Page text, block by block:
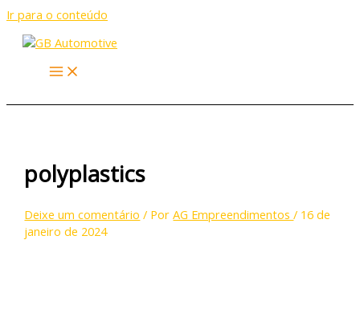
Ir para o conteúdo
polyplastics
Deixe um comentário / PorAG Empreendimentos/ 16 de
janeiro de 2024